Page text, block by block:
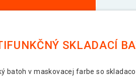
SKLADACÍ
batoh v maskovacej farbe so